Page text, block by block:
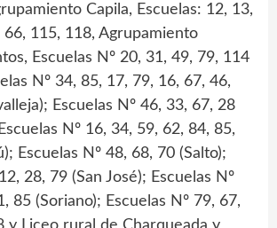
Capila, Escuelas: 12, 13,
66, 115, 118, Agrupamiento
Escuelas Nº 20, 31, 49, 79, 114
Nº 34, 85, 17, 79, 16, 67, 46,
Escuelas Nº 46, 33, 67, 28
Nº 16, 34, 59, 62, 84, 85,
Escuelas Nº 48, 68, 70 (Salto);
28, 79 (San José); Escuelas Nº
85 (Soriano); Escuelas Nº 79, 67,